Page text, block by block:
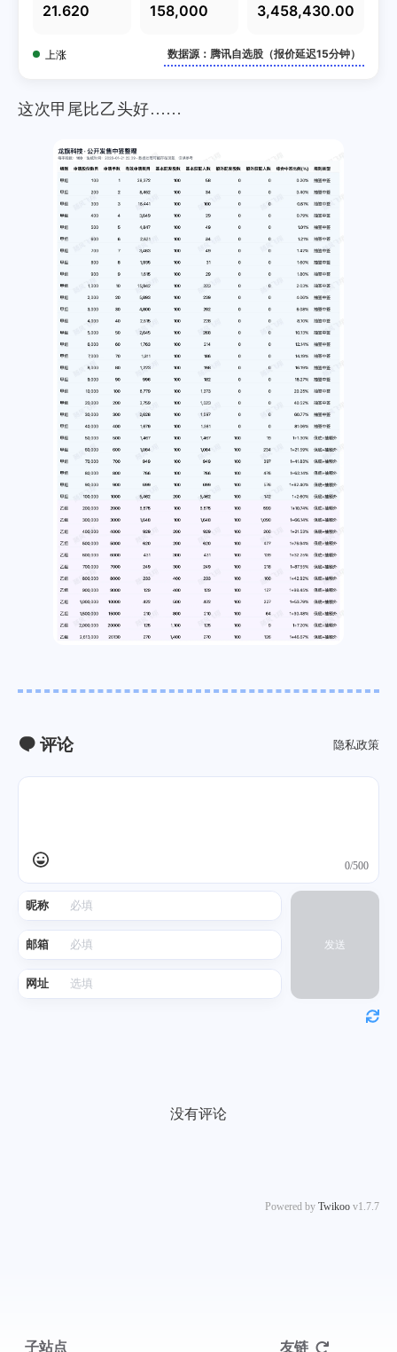
21.620 158,000 3,458,430.00
上涨 数据源：腾讯自选股（报价延迟15分钟）
这次甲尾比乙头好……
评论 隐私政策
昵称
邮箱
网址
0/500
发送
没有评论
Powered by Twikoo v1.7.7
子站点 友链